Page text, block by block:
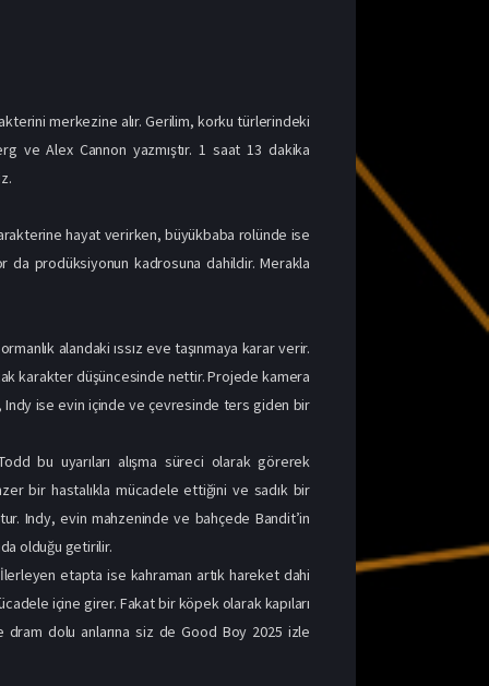
merkezine alır. Gerilim, korku türlerindeki
ve Alex Cannon yazmıştır. 1 saat 13 dakika
hayat verirken, büyükbaba rolünde ise
da prodüksiyonun kadrosuna dahildir. Merakla
alandaki ıssız eve taşınmaya karar verir.
karakter düşüncesinde nettir. Projede kamera
Indy ise evin içinde ve çevresinde ters giden bir
bu uyarıları alışma süreci olarak görerek
bir hastalıkla mücadele ettiğini ve sadık bir
Indy, evin mahzeninde ve bahçede Bandit’in
olduğu getirilir.
etapta ise kahraman artık hareket dahi
içine girer. Fakat bir köpek olarak kapıları
dram dolu anlarına siz de Good Boy 2025 izle